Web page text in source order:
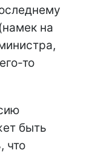
на
то
быть
что